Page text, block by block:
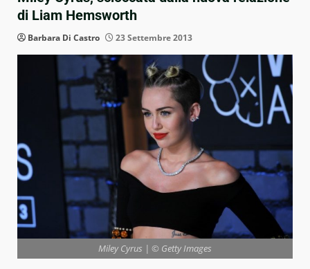
di Liam Hemsworth
Barbara Di Castro 23 Settembre 2013
Miley Cyrus | © Getty Images